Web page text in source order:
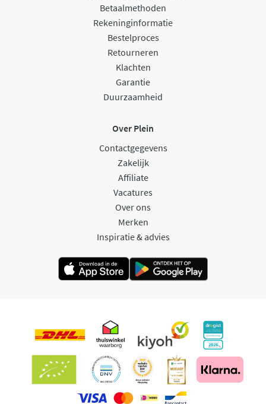
Betaalmethoden
Rekeninginformatie
Bestelproces
Retourneren
Klachten
Garantie
Duurzaamheid
Over Plein
Contactgegevens
Zakelijk
Affiliate
Vacatures
Over ons
Merken
Inspiratie & advies